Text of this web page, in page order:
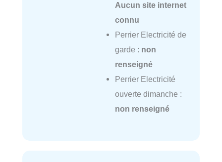
Aucun site internet
connu
Perrier Electricité de
garde : non
renseigné
Perrier Electricité
ouverte dimanche :
non renseigné